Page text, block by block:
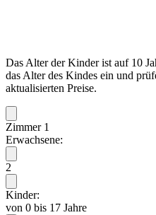
Das Alter der Kinder ist auf 10
das Alter des Kindes ein und
aktualisierten Preise.
Zimmer 1
Erwachsene:
2
Kinder:
von 0 bis 17 Jahre